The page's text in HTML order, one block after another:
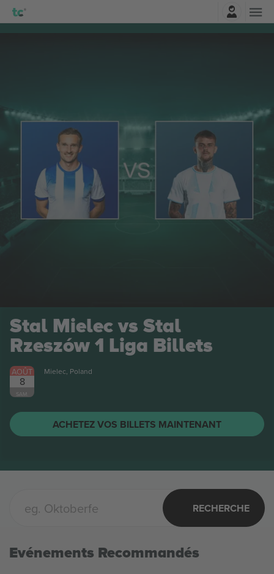
Stal Mielec vs Stal
Rzeszów 1 Liga Billets
AOÛT
8
SAM.
Mielec, Poland
ACHETEZ VOS BILLETS MAINTENANT
RECHERCHE
Evénements Recommandés